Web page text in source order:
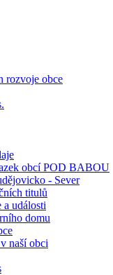
rozvoje obce
obcí POD BABOU
- Sever
titulů
a události
domu
naší obci